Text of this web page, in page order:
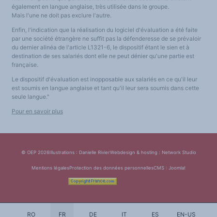
RO FR DE IT ES EN-US
également en langue anglaise, très utilisée dans le groupe.
Mais l'une ne doit pas exclure l'autre.
Enfin, l'indication que la réalisation du logiciel d'évaluation a été faite
par une société étrangère ne suffit pas la défenderesse de se prévaloir
du dernier alinéa de l'article L1321-6, le dispositif étant le sien et à
destination de ses salariés dont elle ne peut dénier qu'une partie est
française.
Le dispositif d'évaluation est inopposable aux salariés en ce qu'il leur
est soumis en langue anglaise et tant qu'il leur sera soumis dans cette
seule langue."
Pour en savoir plus
© OEP 2026Illustrations : Danielle RivierWebdesign & hosting : Network Studio
Mentions légalesProtection des données personnellesCMS : Joomla!